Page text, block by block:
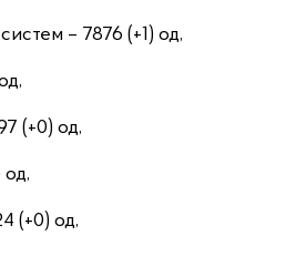
– 7876 (+1) од,
(+0) од,
од,
(+0) од,